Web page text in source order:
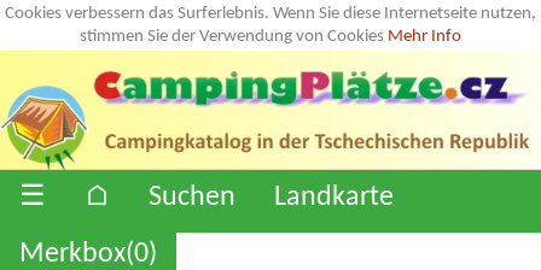
Cookies verbessern das Surferlebnis. Wenn Sie diese Internetseite nutzen,
stimmen Sie der Verwendung von Cookies Mehr Info
☰ ⌂ Suchen
Landkarte
Merkbox(0)